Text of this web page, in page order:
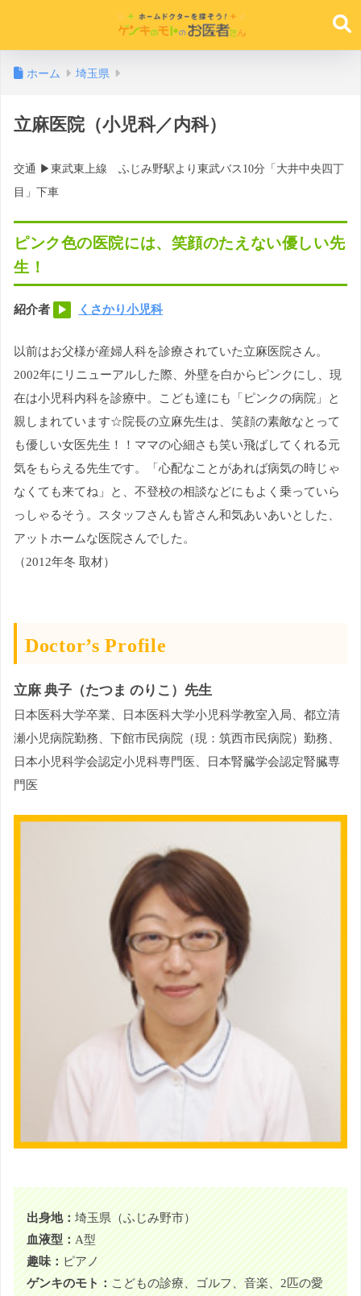
ホーム 埼玉県
立麻医院（小児科／内科）
交通 ▶︎東武東上線 ふじみ野駅より東武バス10分「大井中央四丁
目」下車
ピンク色の医院には、笑顔のたえない優しい先
生！
紹介者 ▶︎ くさかり小児科
以前はお父様が産婦人科を診療されていた立麻医院さん。
2002年にリニューアルした際、外壁を白からピンクにし、現
在は小児科内科を診療中。こども達にも「ピンクの病院」と
親しまれています☆院長の立麻先生は、笑顔の素敵なとって
も優しい女医先生！！ママの心細さも笑い飛ばしてくれる元
気をもらえる先生です。「心配なことがあれば病気の時じゃ
なくても来てね」と、不登校の相談などにもよく乗っていら
っしゃるそう。スタッフさんも皆さん和気あいあいとした、
アットホームな医院さんでした。
（2012年冬 取材）
Doctor’s Profile
立麻 典子（たつま のりこ）先生
日本医科大学卒業、日本医科大学小児科学教室入局、都立清
瀬小児病院勤務、下館市民病院（現：筑西市民病院）勤務、
日本小児科学会認定小児科専門医、日本腎臓学会認定腎臓専
門医
出身地： 埼玉県（ふじみ野市）
血液型： A型
趣味： ピアノ
ゲンキのモト： こどもの診療、ゴルフ、音楽、2匹の愛